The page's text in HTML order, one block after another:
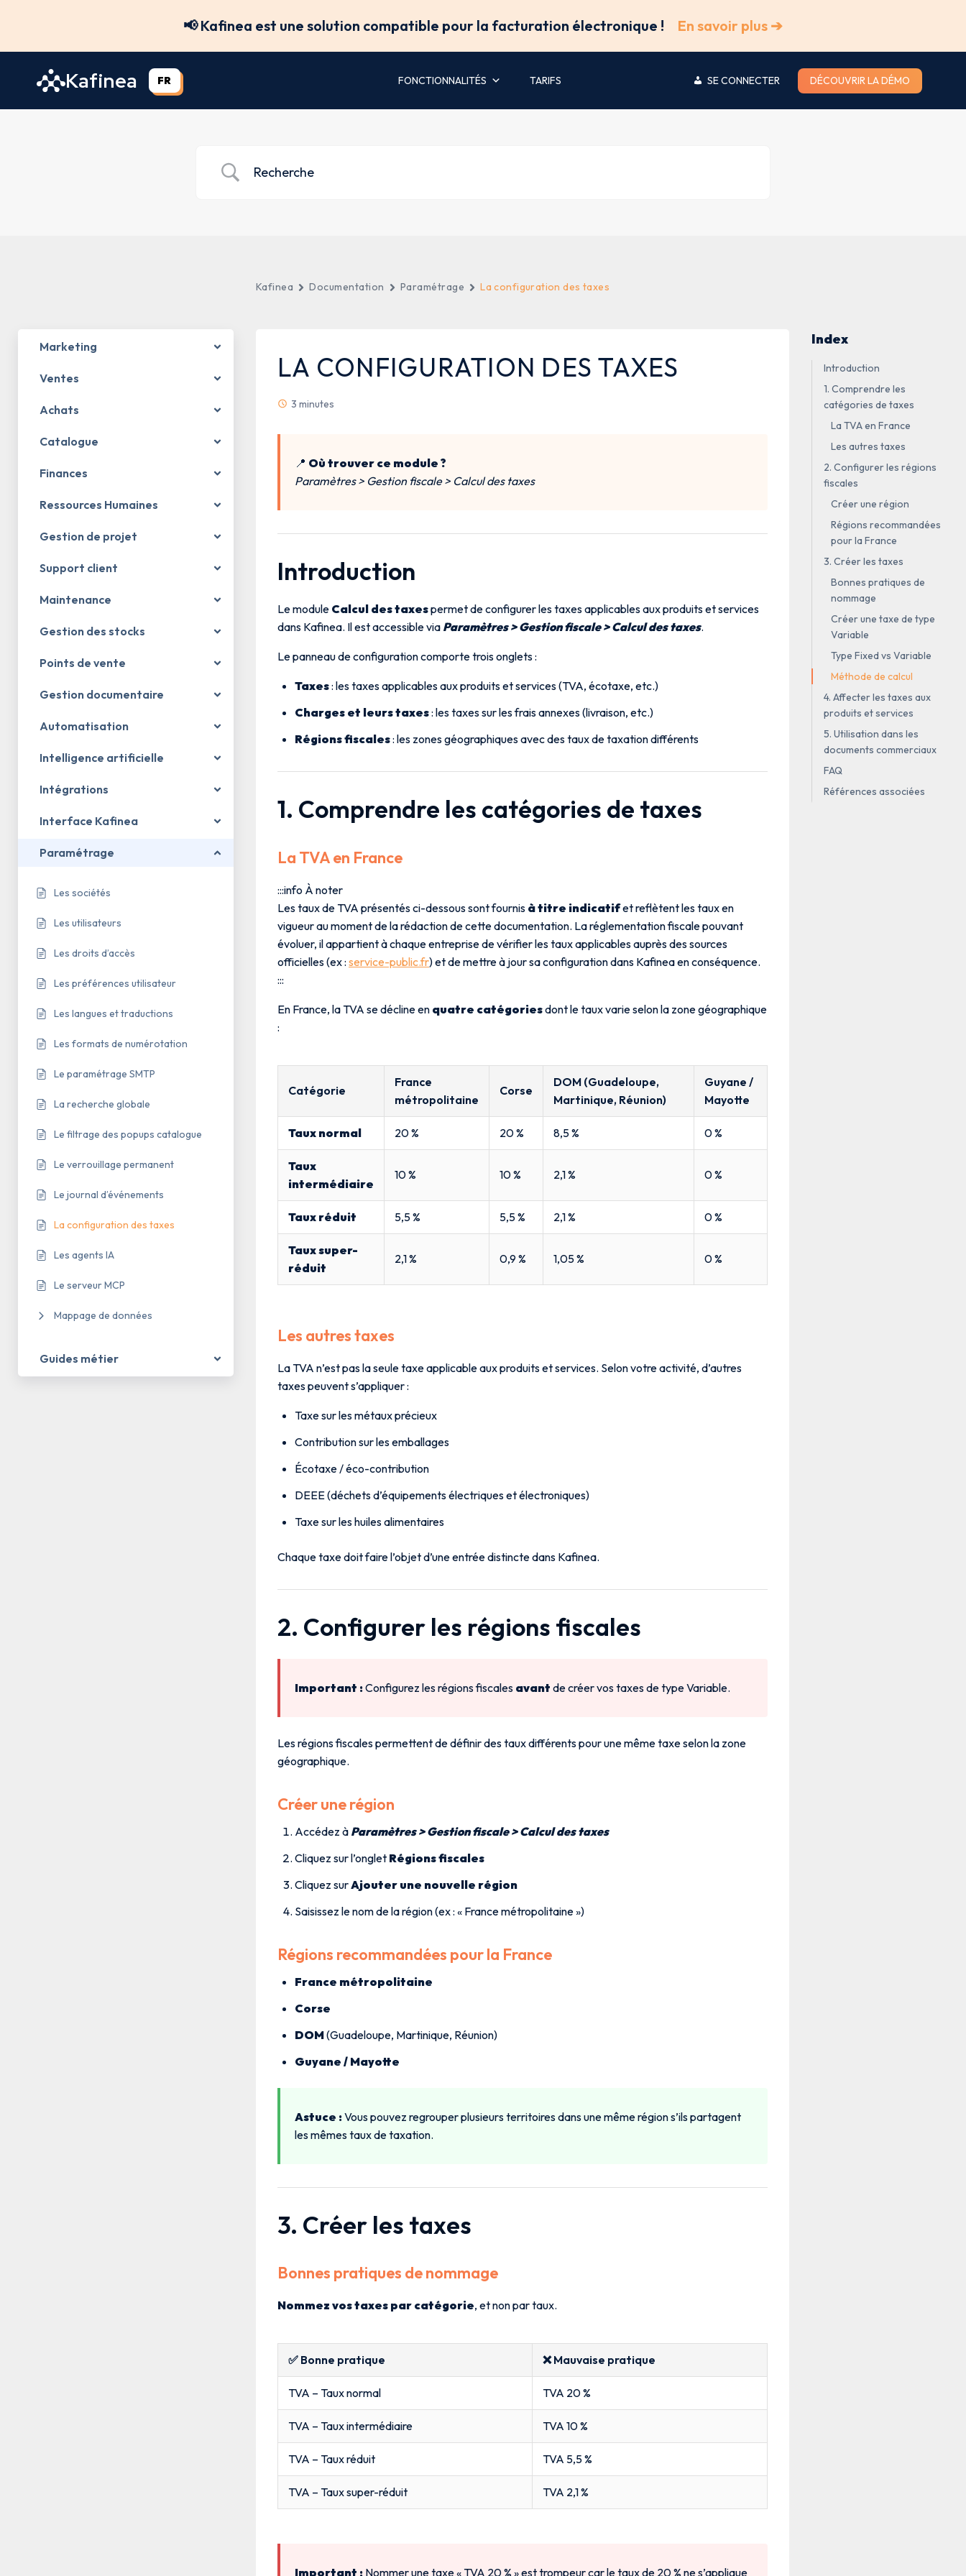
📢 Kafinea est une solution compatible pour la facturation électronique ! En savoir plus ➔
Kafinea FR FONCTIONNALITÉS TARIFS SE CONNECTER DÉCOUVRIR LA DÉMO
Marketing
Ventes
Achats
Catalogue
Finances
Ressources Humaines
Gestion de projet
Support client
Maintenance
Gestion des stocks
Points de vente
Gestion documentaire
Automatisation
Intelligence artificielle
Intégrations
Interface Kafinea
Paramétrage
Les sociétés
Les utilisateurs
Les droits d’accès
Les préférences utilisateur
Les langues et traductions
Les formats de numérotation
Le paramétrage SMTP
La recherche globale
Le filtrage des popups catalogue
Le verrouillage permanent
Le journal d’événements
La configuration des taxes
Les agents IA
Le serveur MCP
Mappage de données
Guides métier
Kafinea Documentation Paramétrage La configuration des taxes
LA CONFIGURATION DES TAXES
3 minutes
📍 Où trouver ce module ?
Paramètres > Gestion fiscale > Calcul des taxes
Introduction
Le module Calcul des taxespermet de configurer les taxes applicables aux produits et services
dans Kafinea. Il est accessible via Paramètres > Gestion fiscale > Calcul des taxes.
Le panneau de configuration comporte trois onglets :
Taxes: les taxes applicables aux produits et services (TVA, écotaxe, etc.)
Charges et leurs taxes: les taxes sur les frais annexes (livraison, etc.)
Régions fiscales: les zones géographiques avec des taux de taxation différents
1. Comprendre les catégories de taxes
La TVA en France
:::info À noter
Les taux de TVA présentés ci-dessous sont fournis à titre indicatifet reflètent les taux en
vigueur au moment de la rédaction de cette documentation. La réglementation fiscale pouvant
évoluer, il appartient à chaque entreprise de vérifier les taux applicables auprès des sources
officielles (ex : service-public.fr) et de mettre à jour sa configuration dans Kafinea en conséquence.
:::
En France, la TVA se décline en quatre catégoriesdont le taux varie selon la zone géographique
:
Catégorie
France
métropolitaine
Corse
DOM (Guadeloupe,
Martinique, Réunion)
Guyane /
Mayotte
Taux normal 20 % 20 % 8,5 % 0 %
Taux
intermédiaire
10 % 10 % 2,1 % 0 %
Taux réduit 5,5 % 5,5 % 2,1 % 0 %
Taux super-
réduit
2,1 % 0,9 % 1,05 % 0 %
Les autres taxes
La TVA n’est pas la seule taxe applicable aux produits et services. Selon votre activité, d’autres
taxes peuvent s’appliquer :
Taxe sur les métaux précieux
Contribution sur les emballages
Écotaxe / éco-contribution
DEEE (déchets d’équipements électriques et électroniques)
Taxe sur les huiles alimentaires
Chaque taxe doit faire l’objet d’une entrée distincte dans Kafinea.
2. Configurer les régions fiscales
Important :Configurez les régions fiscales avant de créer vos taxes de type Variable.
Les régions fiscales permettent de définir des taux différents pour une même taxe selon la zone
géographique.
Créer une région
Accédez à Paramètres > Gestion fiscale > Calcul des taxes
Cliquez sur l’onglet Régions fiscales
Cliquez surAjouter une nouvelle région
Saisissez le nom de la région (ex : « France métropolitaine »)
Régions recommandées pour la France
France métropolitaine
Corse
DOM(Guadeloupe, Martinique, Réunion)
Guyane / Mayotte
Astuce :Vous pouvez regrouper plusieurs territoires dans une même région s’ils partagent
les mêmes taux de taxation.
3. Créer les taxes
Bonnes pratiques de nommage
Nommez vos taxes par catégorie, et non par taux.
✅ Bonne pratique ❌ Mauvaise pratique
TVA – Taux normal TVA 20 %
TVA – Taux intermédiaire TVA 10 %
TVA – Taux réduit TVA 5,5 %
TVA – Taux super-réduit TVA 2,1 %
Important :Nommer une taxe « TVA 20 % » est trompeur car le taux de 20 % ne s’applique
Index
Introduction
1. Comprendre les
catégories de taxes
La TVA en France
Les autres taxes
2. Configurer les régions
fiscales
Créer une région
Régions recommandées
pour la France
3. Créer les taxes
Bonnes pratiques de
nommage
Créer une taxe de type
Variable
Type Fixed vs Variable
Méthode de calcul
4. Affecter les taxes aux
produits et services
5. Utilisation dans les
documents commerciaux
FAQ
Références associées